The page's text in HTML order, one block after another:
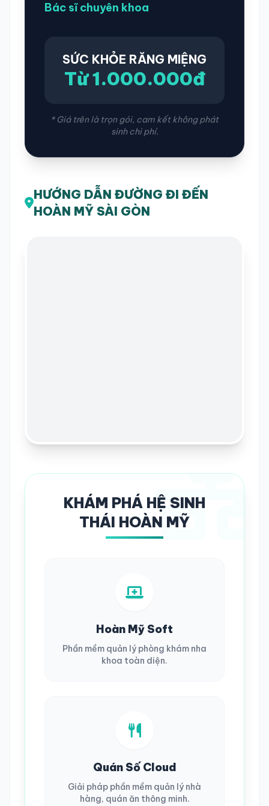
Bác sĩ chuyên khoa
SỨC KHỎE RĂNG MIỆNG
Từ 1.000.000đ
* Giá trên là trọn gói, cam kết không phát
sinh chi phí.
HƯỚNG DẪN ĐƯỜNG ĐI ĐẾN
HOÀN MỸ SÀI GÒN
KHÁM PHÁ HỆ SINH
THÁI HOÀN MỸ
Hoàn Mỹ Soft
Phần mềm quản lý phòng khám nha
khoa toàn diện.
Quán Số Cloud
Giải pháp phần mềm quản lý nhà
hàng, quán ăn thông minh.